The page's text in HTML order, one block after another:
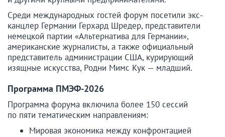
Среди международных гостей форум посетили экс-
канцлер Германии Герхард Шредер, представители
немецкой партии «Альтернатива для Германии»,
американские журналисты, а также официальный
представитель администрации США, курирующий
изящные искусства, Родни Мимс Кук — младший.
Программа ПМЭФ-2026
Программа форума включила более 150 сессий
по пяти тематическим направлениям:
Мировая экономика между конфронтацией